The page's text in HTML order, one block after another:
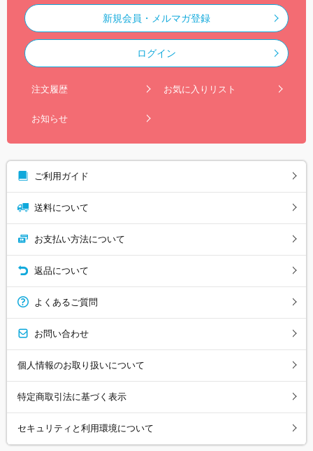
新規会員・メルマガ登録
ログイン
注文履歴 お気に入りリスト
お知らせ
ご利用ガイド
送料について
お支払い方法について
返品について
よくあるご質問
お問い合わせ
個人情報のお取り扱いについて
特定商取引法に基づく表示
セキュリティと利用環境について